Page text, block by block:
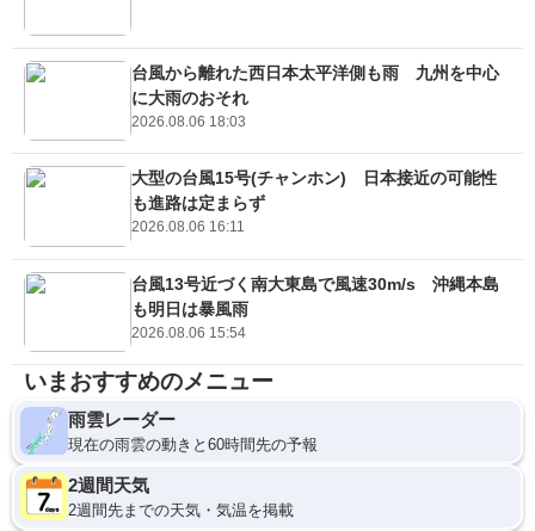
台風から離れた西日本太平洋側も雨 九州を中心
に大雨のおそれ
2026.08.06 18:03
大型の台風15号(チャンホン) 日本接近の可能性
も進路は定まらず
2026.08.06 16:11
台風13号近づく南大東島で風速30m/s 沖縄本島
も明日は暴風雨
2026.08.06 15:54
いまおすすめのメニュー
雨雲レーダー
現在の雨雲の動きと60時間先の予報
2週間天気
2週間先までの天気・気温を掲載